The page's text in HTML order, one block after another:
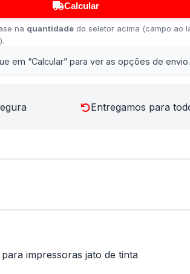
Calcular
na quantidadedo seletor acima (campo ao
em “Calcular” para ver as opções de envio.
Entregamos para
impressoras jato de tinta